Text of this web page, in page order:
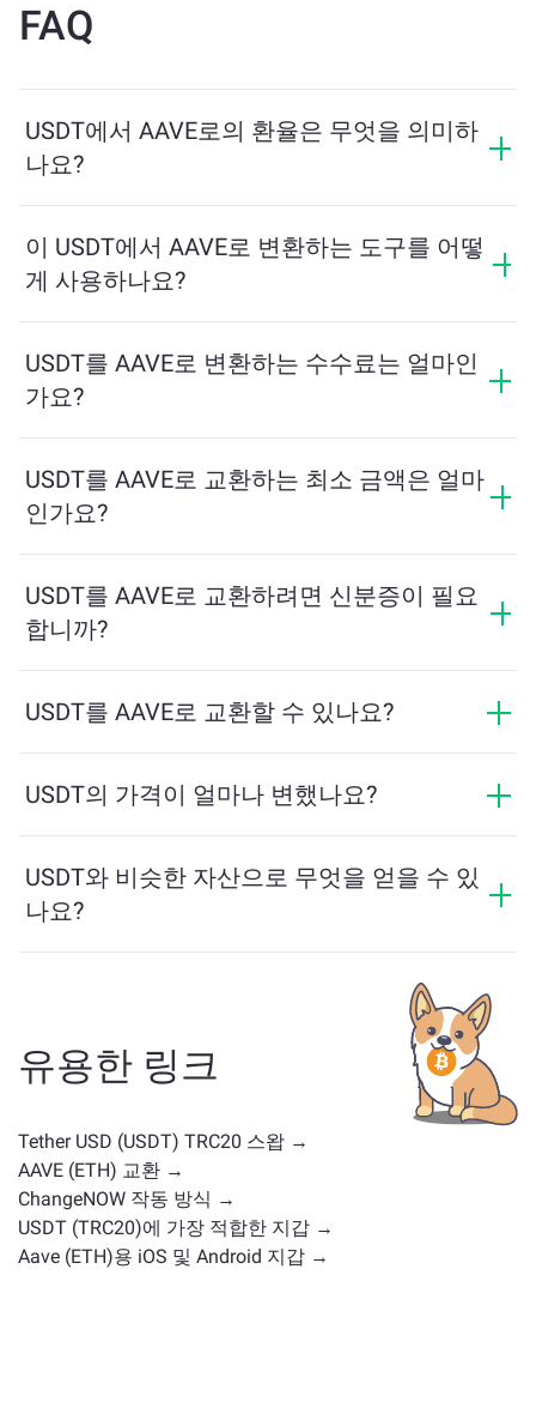
FAQ
USDT에서 AAVE로의 환율은 무엇을 의미하
나요?
여줍니다. 이 환율은 시장 상황, 수요와 공급, 그리고 유동
성에 따라 변동합니다.
이 USDT에서 AAVE로 변환하는 도구를 어떻
게 사용하나요?
수량을 계산해줍니다. 그런 다음, 안내에 따라 거래를 완
료하세요.
USDT를 AAVE로 변환하는 수수료는 얼마인
가요?
라집니다. ChangeNOW는 숨겨진 수수료 없이 경쟁력 있
는 요금을 제공하며, 최종 금액은 거래를 확인하기 전에
표시됩니다.
USDT를 AAVE로 교환하는 최소 금액은 얼마
인가요?
다. 플랫폼은 원활한 거래를 보장하기 위해 필요한 최소
금액을 자동으로 계산합니다. 그러나 대부분의 경우, 최
소 금액은 2달러 상당입니다.
USDT를 AAVE로 교환하려면 신분증이 필요
합니까?
프로세스가 빠르고 익명입니다. 그러나 ChangeNOW Pro
세요!
USDT를 AAVE로 교환할 수 있나요?
도 교환할 수 있습니다. 또한 ChangeNOW는 멀티체인 브
USDT의 가격이 얼마나 변했나요?
니다.
USDT와 비슷한 자산으로 무엇을 얻을 수 있
나요?
스테이블코인, 유틸리티 토큰, 거버넌스 코인 또는 다른
유형일 수 있습니다. 일반적인 대안으로는 유사한 사용
사례나 시장 위치를 가진 다른 암호화폐가 포함됩니다.
주요 거래 페이지에서 교환 가능한 모든 자산을 확인하
유용한 링크
Tether USD (USDT) TRC20 스왑 →
AAVE (ETH) 교환 →
ChangeNOW 작동 방식 →
USDT (TRC20)에 가장 적합한 지갑 →
Aave (ETH)용 iOS 및 Android 지갑 →